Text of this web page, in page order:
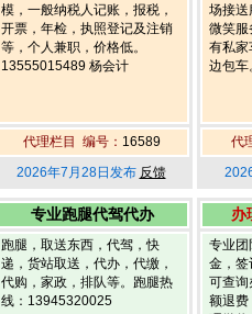
模，一般纳税人记账，报税，
开票，年检，执照登记及注销
等，个人兼职，价格低。
13555015489 杨会计
代理栏目 编号： 16589
2026年7月28日发布 反馈
场接送
微笑服
有私家
边包
代
专业跑腿代驾代办
跑腿，取送东西，代驾，快
递，货站取送，代办，代缴，
代购，家政，排队等。跑腿热
线：13945320025
办
专业团
金，签
可查询
额退费